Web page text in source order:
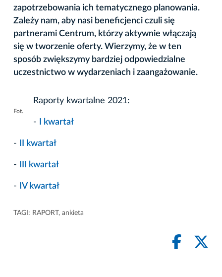
zapotrzebowania ich tematycznego planowania.
Zależy nam, aby nasi beneficjenci czuli się
partnerami Centrum, którzy aktywnie włączają
się w tworzenie oferty. Wierzymy, że w ten
sposób zwiększymy bardziej odpowiedzialne
uczestnictwo w wydarzeniach i zaangażowanie.
Fot.
Raporty kwartalne 2021:
- I kwartał
- II kwartał
- III kwartał
- IV kwartał
TAGI: RAPORT, ankieta